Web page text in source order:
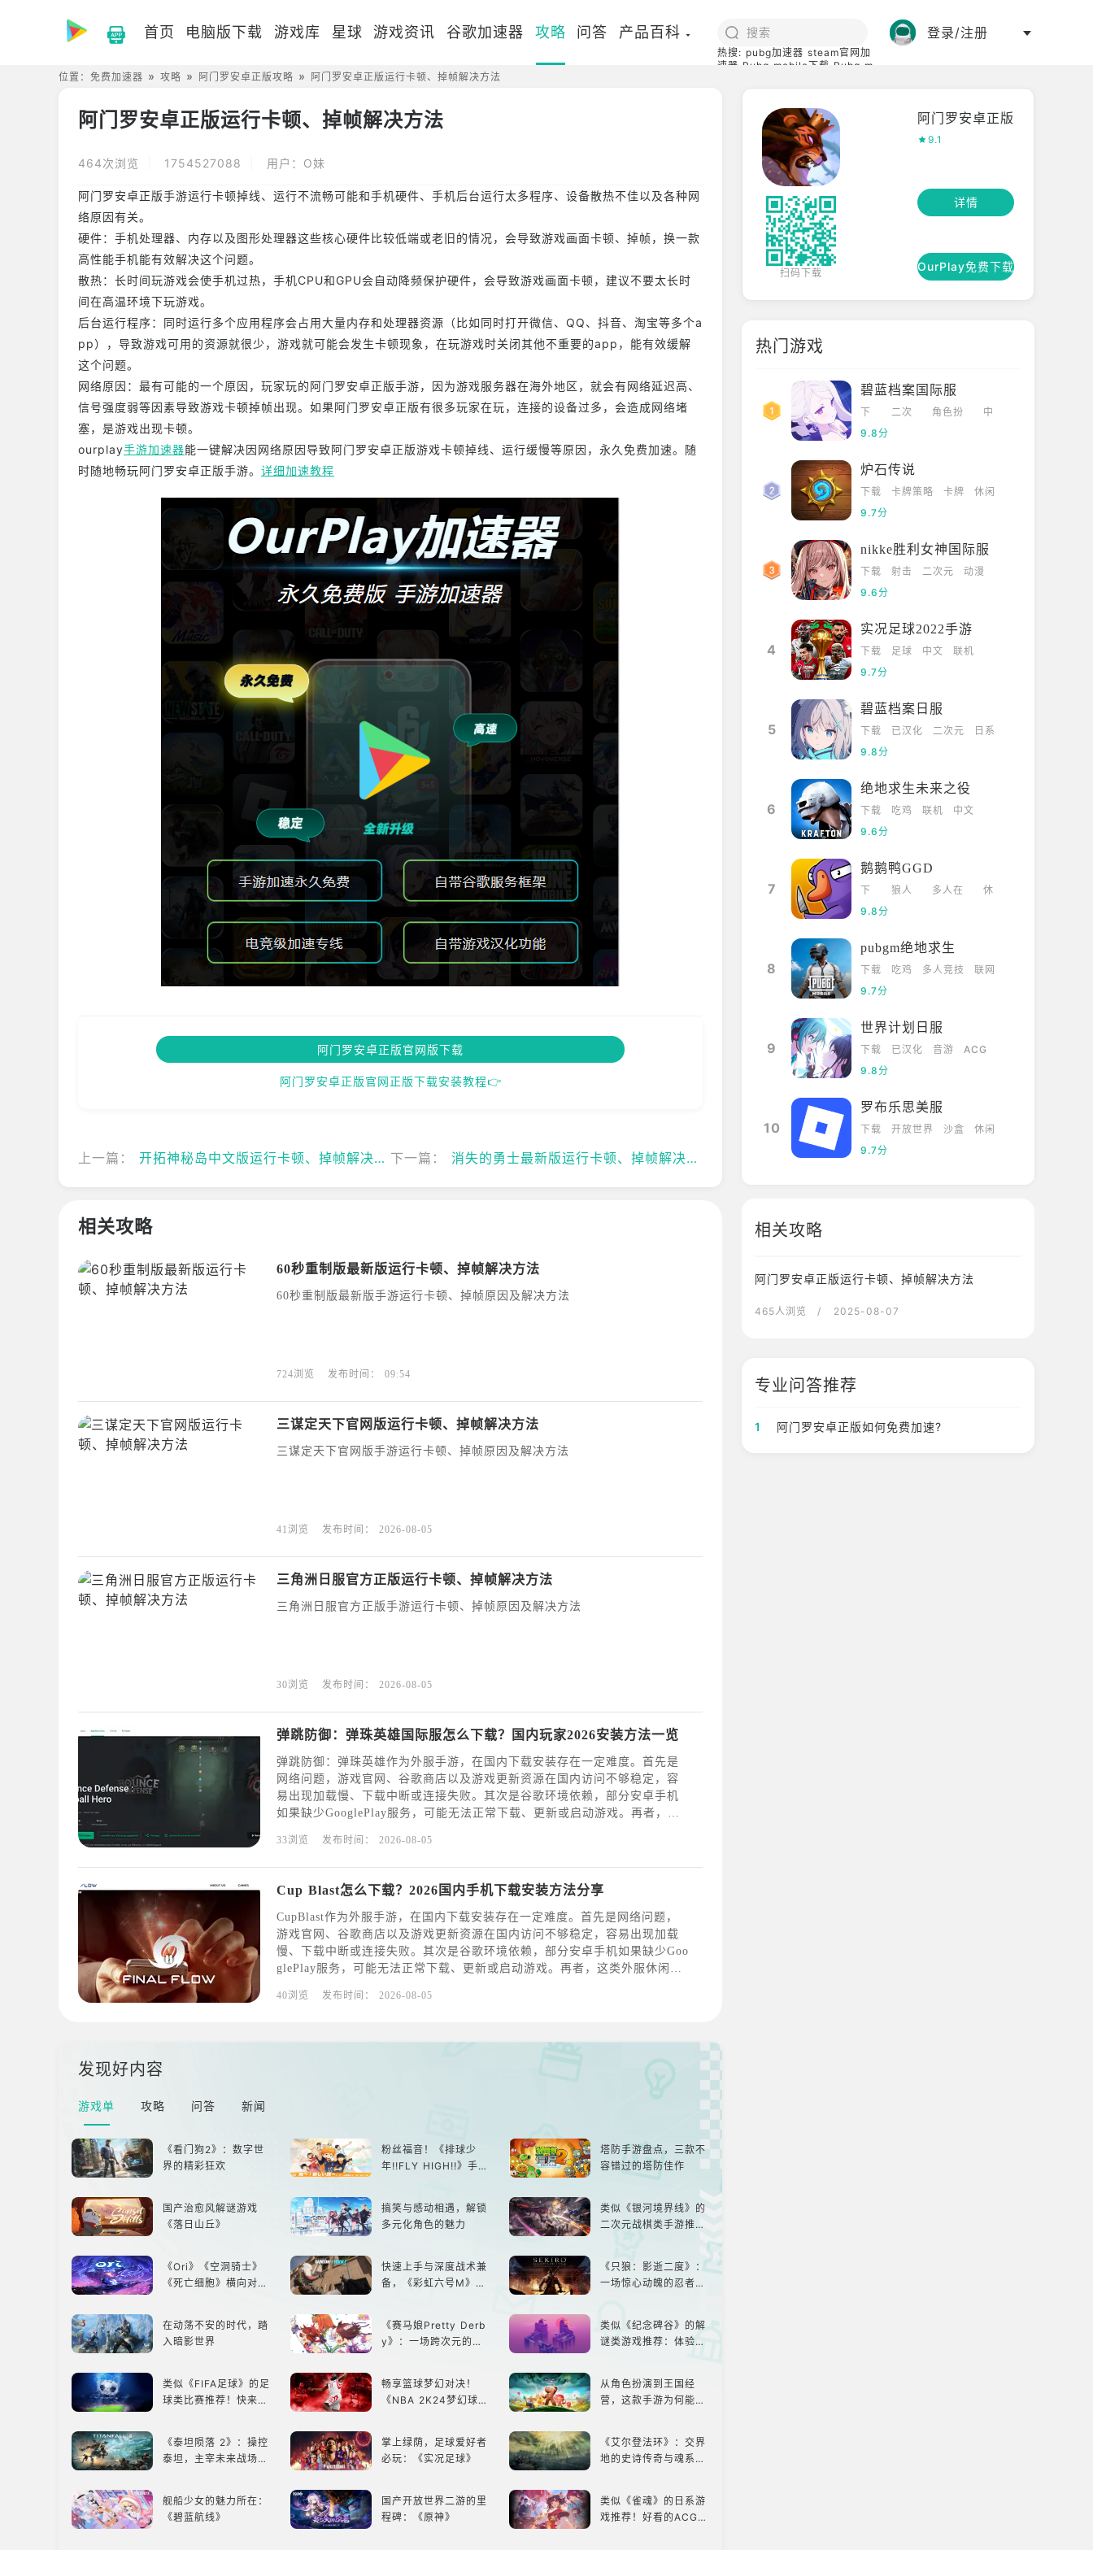
首页 电脑版下载 游戏库 星球 游戏资讯 谷歌加速器 攻略 问答 产品百科
热搜: pubg加速器 steam官网加
速器 Pubg mobile下载 Pubg m
登录/注册
位置： 免费加速器 攻略 阿门罗安卓正版攻略 阿门罗安卓正版运行卡顿、掉帧解决方法
阿门罗安卓正版运行卡顿、掉帧解决方法
464次浏览 1754527088 用户：O妹
阿门罗安卓正版手游运行卡顿掉线、运行不流畅可能和手机硬件、手机后台运行太多程序、设备散热不佳以及各种网
络原因有关。
硬件：手机处理器、内存以及图形处理器这些核心硬件比较低端或老旧的情况，会导致游戏画面卡顿、掉帧，换一款
高性能手机能有效解决这个问题。
散热：长时间玩游戏会使手机过热，手机CPU和GPU会自动降频保护硬件，会导致游戏画面卡顿，建议不要太长时
间在高温环境下玩游戏。
后台运行程序：同时运行多个应用程序会占用大量内存和处理器资源（比如同时打开微信、QQ、抖音、淘宝等多个a
pp），导致游戏可用的资源就很少，游戏就可能会发生卡顿现象，在玩游戏时关闭其他不重要的app，能有效缓解
这个问题。
网络原因：最有可能的一个原因，玩家玩的阿门罗安卓正版手游，因为游戏服务器在海外地区，就会有网络延迟高、
信号强度弱等因素导致游戏卡顿掉帧出现。如果阿门罗安卓正版有很多玩家在玩，连接的设备过多，会造成网络堵
塞，是游戏出现卡顿。
ourplay手游加速器能一键解决因网络原因导致阿门罗安卓正版游戏卡顿掉线、运行缓慢等原因，永久免费加速。随
时随地畅玩阿门罗安卓正版手游。 详细加速教程
阿门罗安卓正版官网版下载
阿门罗安卓正版官网正版下载安装教程👉
上一篇： 开拓神秘岛中文版运行卡顿、掉帧解决方法 下一篇： 消失的勇士最新版运行卡顿、掉帧解决方法
相关攻略
60秒重制版最新版运行卡顿、掉帧解决方法
60秒重制版最新版手游运行卡顿、掉帧原因及解决方法
724浏览 发布时间： 09:54
三谋定天下官网版运行卡顿、掉帧解决方法
三谋定天下官网版手游运行卡顿、掉帧原因及解决方法
41浏览 发布时间： 2026-08-05
三角洲日服官方正版运行卡顿、掉帧解决方法
三角洲日服官方正版手游运行卡顿、掉帧原因及解决方法
30浏览 发布时间： 2026-08-05
弹跳防御：弹珠英雄国际服怎么下载？国内玩家2026安装方法一览
弹跳防御：弹珠英雄作为外服手游，在国内下载安装存在一定难度。首先是
网络问题，游戏官网、谷歌商店以及游戏更新资源在国内访问不够稳定，容
易出现加载慢、下载中断或连接失败。其次是谷歌环境依赖，部分安卓手机
如果缺少GooglePlay服务，可能无法正常下载、更新或启动游戏。再者，这
戏、提示设备不兼容或安装后闪退等情况。如果选择APK手动安装
33浏览 发布时间： 2026-08-05
Cup Blast怎么下载？2026国内手机下载安装方法分享
CupBlast作为外服手游，在国内下载安装存在一定难度。首先是网络问题，
游戏官网、谷歌商店以及游戏更新资源在国内访问不够稳定，容易出现加载
慢、下载中断或连接失败。其次是谷歌环境依赖，部分安卓手机如果缺少Goo
glePlay服务，可能无法正常下载、更新或启动游戏。再者，这类外服休闲消
不兼容或安装后闪退等情况。如果选择APK手动安装，
40浏览 发布时间： 2026-08-05
发现好内容
游戏单 攻略 问答 新闻
《看门狗2》：数字世
界的精彩狂欢
粉丝福音！《排球少
年!!FLY HIGH!!》手游
塔防手游盘点，三款不
容错过的塔防佳作
国产治愈风解谜游戏
《落日山丘》
搞笑与感动相遇，解锁
多元化角色的魅力
类似《银河境界线》的
二次元战棋类手游推
《Ori》《空洞骑士》
《死亡细胞》横向对
快速上手与深度战术兼
备，《彩虹六号M》是
《只狼：影逝二度》：
一场惊心动魄的忍者之
在动荡不安的时代，踏
入暗影世界
《赛马娘Pretty Derb
y》：一场跨次元的竞
类似《纪念碑谷》的解
谜类游戏推荐：体验沉
类似《FIFA足球》的足
球类比赛推荐！快来赢
畅享篮球梦幻对决！
《NBA 2K24梦幻球
从角色扮演到王国经
营，这款手游为何能俘
《泰坦陨落 2》：操控
泰坦，主宰未来战场；
掌上绿荫，足球爱好者
必玩：《实况足球》
《艾尔登法环》：交界
地的史诗传奇与魂系新
舰船少女的魅力所在：
《碧蓝航线》
国产开放世界二游的里
程碑：《原神》
类似《雀魂》的日系游
戏推荐！好看的ACG看
扫码下载
阿门罗安卓正版
9.1
详情
OurPlay免费下载
热门游戏
碧蓝档案国际服
下
载
二次
角色扮
中
9.8分
炉石传说
下载 卡牌策略 卡牌
休闲
9.7分
nikke胜利女神国际服
下载 射击 二次元
动漫
9.6分
4
实况足球2022手游
下载 足球 中文
联机
9.7分
5
碧蓝档案日服
下载 已汉化 二次元
日系
9.8分
6
绝地求生未来之役
下载 吃鸡 联机
中文
9.6分
7
鹅鹅鸭GGD
下
载
狼人
多人在
休
9.8分
8
pubgm绝地求生
下载 吃鸡 多人竞技
联网
9.7分
9
世界计划日服
下载 已汉化 音游
ACG
9.8分
10
罗布乐思美服
下载 开放世界 沙盒
休闲
9.7分
相关攻略
阿门罗安卓正版运行卡顿、掉帧解决方法
465人浏览 / 2025-08-07
专业问答推荐
1 阿门罗安卓正版如何免费加速?